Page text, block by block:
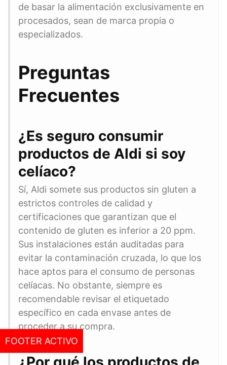
de basar la alimentación exclusivamente en
procesados, sean de marca propia o
especializados.
Preguntas
Frecuentes
¿Es seguro consumir
productos de Aldi si soy
celíaco?
Sí, Aldi somete sus productos sin gluten a
estrictos controles de calidad y
certificaciones que garantizan que el
contenido de gluten es inferior a 20 ppm.
Sus instalaciones están auditadas para
evitar la contaminación cruzada, lo que los
hace aptos para el consumo de personas
celíacas. No obstante, siempre es
recomendable revisar el etiquetado
específico en cada envase antes de
proceder a su compra.
FOOTER ACTIVO